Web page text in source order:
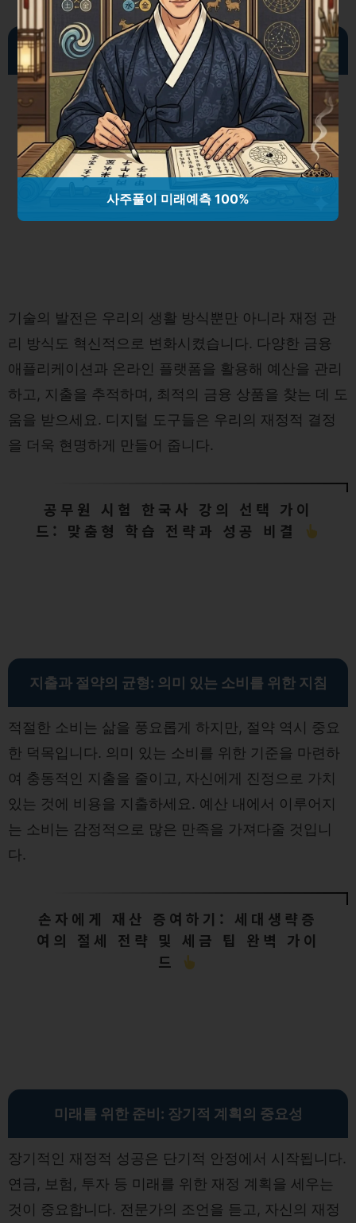
기술 활용하기: 디지털 금융 도구의 적극적 사용
기술의 발전은 우리의 생활 방식뿐만 아니라 재정 관
리 방식도 혁신적으로 변화시켰습니다. 다양한 금융
애플리케이션과 온라인 플랫폼을 활용해 예산을 관리
하고, 지출을 추적하며, 최적의 금융 상품을 찾는 데 도
움을 받으세요. 디지털 도구들은 우리의 재정적 결정
을 더욱 현명하게 만들어 줍니다.
공무원 시험 한국사 강의 선택 가이
드: 맞춤형 학습 전략과 성공 비결
지출과 절약의 균형: 의미 있는 소비를 위한 지침
적절한 소비는 삶을 풍요롭게 하지만, 절약 역시 중요
한 덕목입니다. 의미 있는 소비를 위한 기준을 마련하
여 충동적인 지출을 줄이고, 자신에게 진정으로 가치
있는 것에 비용을 지출하세요. 예산 내에서 이루어지
는 소비는 감정적으로 많은 만족을 가져다줄 것입니
다.
손자에게 재산 증여하기: 세대생략증
여의 절세 전략 및 세금 팁 완벽 가이
드
미래를 위한 준비: 장기적 계획의 중요성
장기적인 재정적 성공은 단기적 안정에서 시작됩니다.
연금, 보험, 투자 등 미래를 위한 재정 계획을 세우는
것이 중요합니다. 전문가의 조언을 듣고, 자신의 재정
사주풀이 미래예측 100%